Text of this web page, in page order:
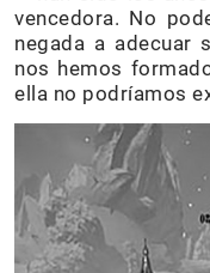
vencedora. No
negada a adecuar
nos hemos
ella no podríamos